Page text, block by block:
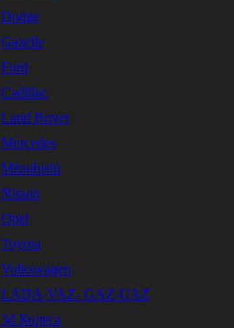
Dodge
Gazelle
Ford
Cadillac
Land Rover
Mercedes
Mitsubishi
Nissan
Opel
Toyota
Volkswagen
LADA-VAZ- GAZ-UAZ
3d Колеса